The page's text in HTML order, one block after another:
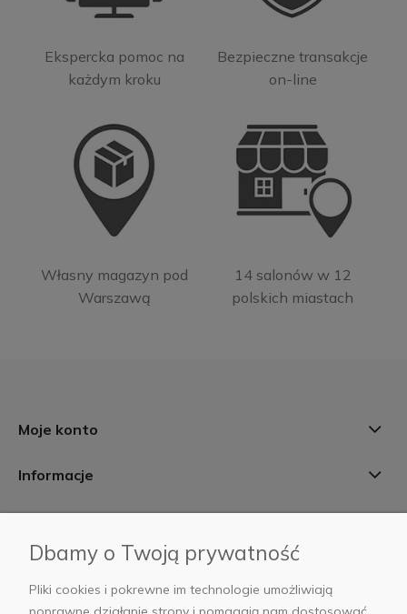
Ekspercka pomoc na
każdym kroku
Bezpieczne transakcje
on-line
Własny magazyn pod
Warszawą
14 salonów w 12
polskich miastach
Moje konto
Informacje
AB Foto
Dbamy o Twoją prywatność
Pliki cookies i pokrewne im technologie umożliwiają